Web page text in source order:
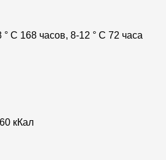
° С 168 часов, 8-12 ° С 72 часа
60 кКал